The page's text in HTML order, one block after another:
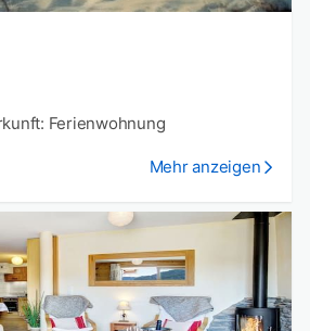
Ferienwohnung
Mehr anzeigen